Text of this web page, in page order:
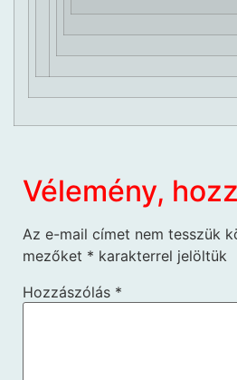
Vélemény,
Az e-mail címet nem tesszük
mezőket * karakterrel jelöltük
Hozzászólás *